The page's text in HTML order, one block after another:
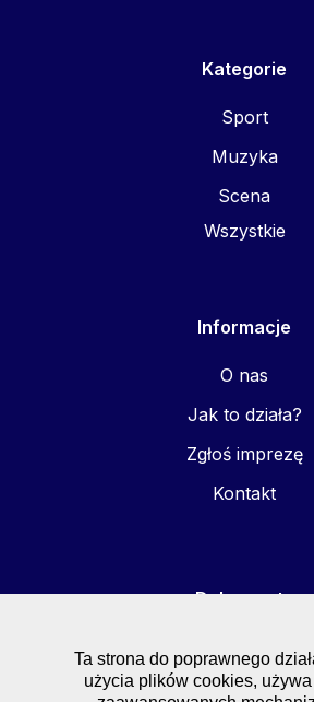
Ta strona do poprawnego
użycia plików cookies,
Kategorie
Sport
Muzyka
Scena
Wszystkie
Informacje
O nas
Jak to działa?
Zgłoś imprezę
Kontakt
Dokumenty
Regulaminy